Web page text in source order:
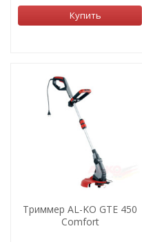
Купить
Триммер AL-KO GTE 450
Comfort